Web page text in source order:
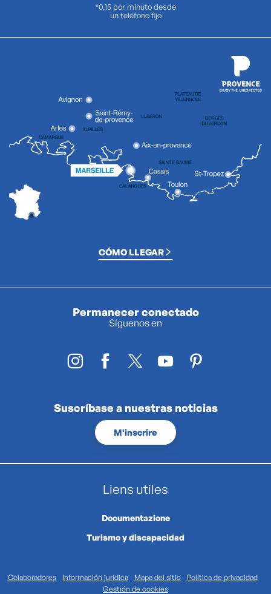
*0,15 por minuto desde
un teléfono fijo
CÓMO LLEGAR
Permanecer conectado
Síguenos en
Suscríbase a nuestras noticias
M'inscrire
Liens utiles
Documentazione
Turismo y discapacidad
Colaboradores Información jurídica Mapa del sitio
Política de privacidad
Gestión de cookies